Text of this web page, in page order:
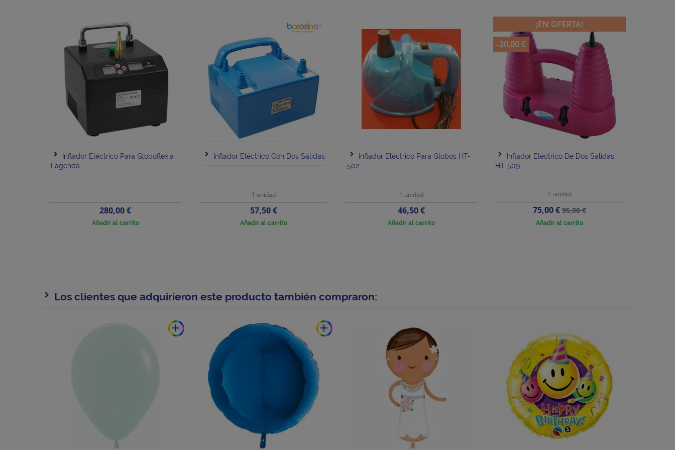
Inflador Eléctrico Para Globoflexia
Lagenda
Precio
280,00 €
Añadir al carrito
Inflador Eléctrico Con Dos Salidas
1 unidad
Precio
57,50 €
Añadir al carrito
Inflador Eléctrico Para Globos HT-
502
1 unidad
Precio
46,50 €
Añadir al carrito
Inflador Eléctrico De Dos Salidas
HT-509
1 unidad
Precio
75,00 €Precio
base
95,00 €
Añadir al carrito
¡EN OFERTA!
-20,00 €
Los clientes que adquirieron este producto también compraron:
add add